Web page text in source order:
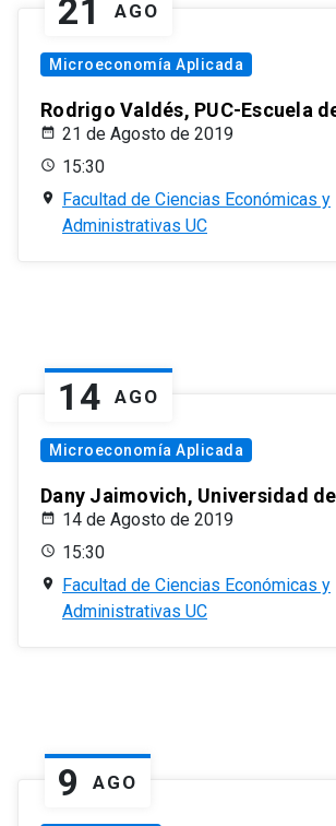
21 AGO
Microeconomía Aplicada
Rodrigo Valdés, PUC-Escuela
21 de Agosto de 2019
15:30
Facultad de Ciencias Económicas y
Administrativas UC
14 AGO
Microeconomía Aplicada
Dany Jaimovich, Universidad
14 de Agosto de 2019
15:30
Facultad de Ciencias Económicas y
Administrativas UC
9 AGO